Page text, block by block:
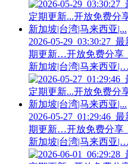
2026-05-29_03:30:27_
期更新…开放免费分享
新加坡|台湾|马来西亚|…
2026-05-27_01:29:46_
期更新…开放免费分享
新加坡|台湾|马来西亚|…